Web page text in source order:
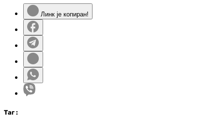
Линк је копиран!
Таг :